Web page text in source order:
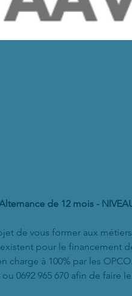
de 12 mois -
de vous former aux
pour le financement
charge à 100% par les OPCO.
0692 965 670 afin de faire